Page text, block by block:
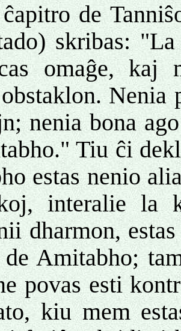
de
skribas:
omaĝe, kaj
Nenia
nenia bona
Tiu ĉi
estas nenio
interalie la
dharmon,
de Amitabho;
povas esti
kiu mem